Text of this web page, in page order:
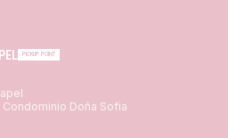
PICKUP POINT
Doña Sofia